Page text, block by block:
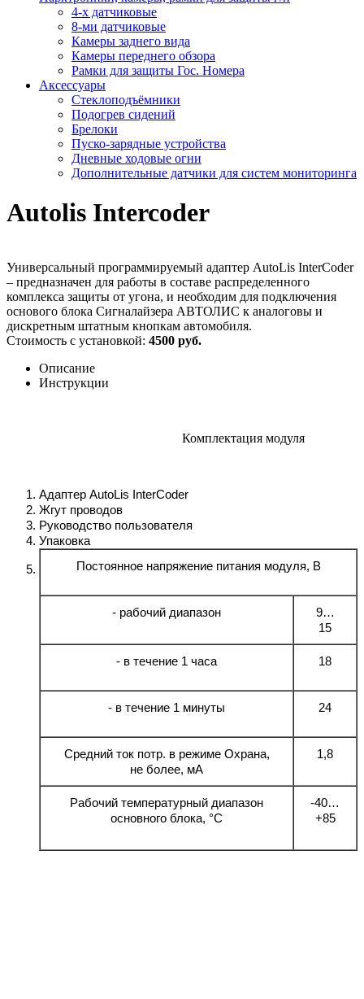
4-х датчиковые
8-ми датчиковые
Камеры заднего вида
Камеры переднего обзора
Рамки для защиты Гос. Номера
Аксессуары
Стеклоподъёмники
Подогрев сидений
Брелоки
Пуско-зарядные устройства
Дневные ходовые огни
Дополнительные датчики для систем мониторинга
Autolis Intercoder
Универсальный программируемый адаптер AutoLis InterCoder
– предназначен для работы в составе распределенного
комплекса защиты от угона, и необходим для подключения
основого блока Сигналайзера АВТОЛИС к аналоговы и
дискретным штатным кнопкам автомобиля.
Стоимость с установкой: 4500 руб.
Описание
Инструкции
Комплектация модуля
Адаптер AutoLis InterCoder
Жгут проводов
Руководство пользователя
Упаковка
Постоянное напряжение питания модуля, В
- рабочий диапазон
9…
15
- в течение 1 часа 18
- в течение 1 минуты 24
Средний ток потр. в режиме Охрана,
не более, мА
1,8
Рабочий температурный диапазон
основного блока, °С
-40…
+85